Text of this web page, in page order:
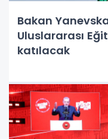
Bakan
Uluslararası
katılacak